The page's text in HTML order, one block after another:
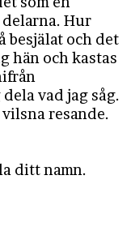
Hur
besjälat och det
hän och kastas
vad jag såg.
resande.
ditt namn.